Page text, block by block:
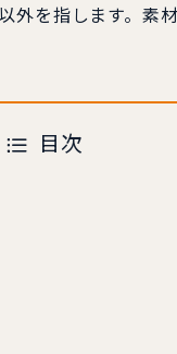
外を指します。素
目次